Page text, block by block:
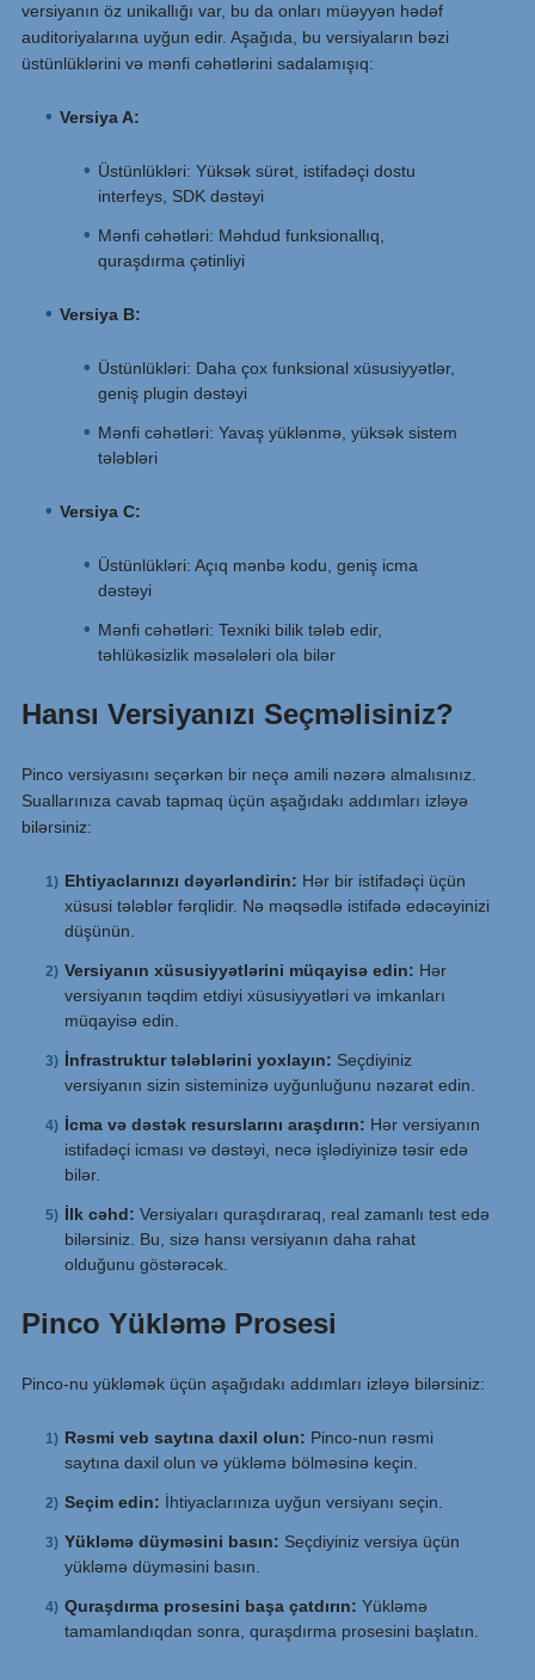
versiyanın öz unikallığı var, bu da onları müəyyən hədəf
auditoriyalarına uyğun edir. Aşağıda, bu versiyaların bəzi
üstünlüklərini və mənfi cəhətlərini sadalamışıq:
Versiya A:
Üstünlükləri: Yüksək sürət, istifadəçi dostu
interfeys, SDK dəstəyi
Mənfi cəhətləri: Məhdud funksionallıq,
quraşdırma çətinliyi
Versiya B:
Üstünlükləri: Daha çox funksional xüsusiyyətlər,
geniş plugin dəstəyi
Mənfi cəhətləri: Yavaş yüklənmə, yüksək sistem
tələbləri
Versiya C:
Üstünlükləri: Açıq mənbə kodu, geniş icma
dəstəyi
Mənfi cəhətləri: Texniki bilik tələb edir,
təhlükəsizlik məsələləri ola bilər
Hansı Versiyanızı Seçməlisiniz?
Pinco versiyasını seçərkən bir neçə amili nəzərə almalısınız.
Suallarınıza cavab tapmaq üçün aşağıdakı addımları izləyə
bilərsiniz:
Ehtiyaclarınızı dəyərləndirin: Hər bir istifadəçi üçün
xüsusi tələblər fərqlidir. Nə məqsədlə istifadə edəcəyinizi
düşünün.
Versiyanın xüsusiyyətlərini müqayisə edin: Hər
versiyanın təqdim etdiyi xüsusiyyətləri və imkanları
müqayisə edin.
İnfrastruktur tələblərini yoxlayın: Seçdiyiniz
versiyanın sizin sisteminizə uyğunluğunu nəzarət edin.
İcma və dəstək resurslarını araşdırın: Hər versiyanın
istifadəçi icması və dəstəyi, necə işlədiyinizə təsir edə
bilər.
İlk cəhd: Versiyaları quraşdıraraq, real zamanlı test edə
bilərsiniz. Bu, sizə hansı versiyanın daha rahat
olduğunu göstərəcək.
Pinco Yükləmə Prosesi
Pinco-nu yükləmək üçün aşağıdakı addımları izləyə bilərsiniz:
Rəsmi veb saytına daxil olun: Pinco-nun rəsmi
saytına daxil olun və yükləmə bölməsinə keçin.
Seçim edin: İhtiyaclarınıza uyğun versiyanı seçin.
Yükləmə düyməsini basın: Seçdiyiniz versiya üçün
yükləmə düyməsini basın.
Quraşdırma prosesini başa çatdırın: Yükləmə
tamamlandıqdan sonra, quraşdırma prosesini başlatın.